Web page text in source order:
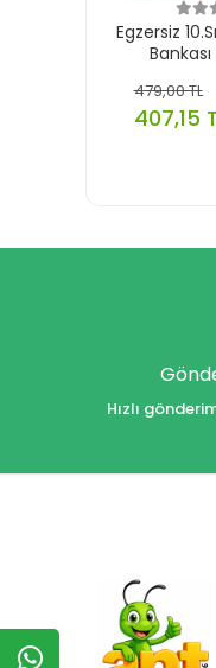
Egzersiz
479,00 TL
407,15
Hızlı